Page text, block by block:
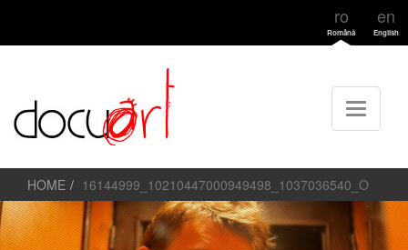
ro
Română
en
English
HOME 16144999_10210447000949498_1037036540_O